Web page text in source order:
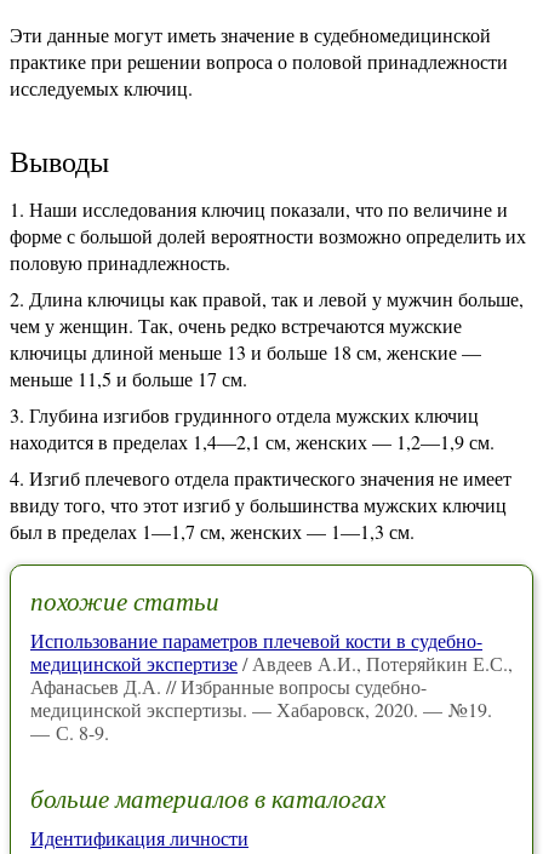
Эти данные могут иметь значение в судебномедицинской
практике при решении вопроса о половой принадлежности
исследуемых ключиц.
Выводы
Наши исследования ключиц показали, что по величине и
форме с большой долей вероятности возможно определить их
половую принадлежность.
Длина ключицы как правой, так и левой у мужчин больше,
чем у женщин. Так, очень редко встречаются мужские
ключицы длиной меньше 13 и больше 18 см, женские —
меньше 11,5 и больше 17 см.
Глубина изгибов грудинного отдела мужских ключиц
находится в пределах 1,4—2,1 см, женских — 1,2—1,9 см.
Изгиб плечевого отдела практического значения не имеет
ввиду того, что этот изгиб у большинства мужских ключиц
был в пределах 1—1,7 см, женских — 1—1,3 см.
похожие статьи
Использование параметров плечевой кости в судебно-
медицинской экспертизе/ Авдеев А.И., Потеряйкин Е.С.,
Афанасьев Д.А. // Избранные вопросы судебно-
медицинской экспертизы. — Хабаровск, 2020. — №19.
— С. 8-9.
больше материалов в каталогах
Идентификация личности